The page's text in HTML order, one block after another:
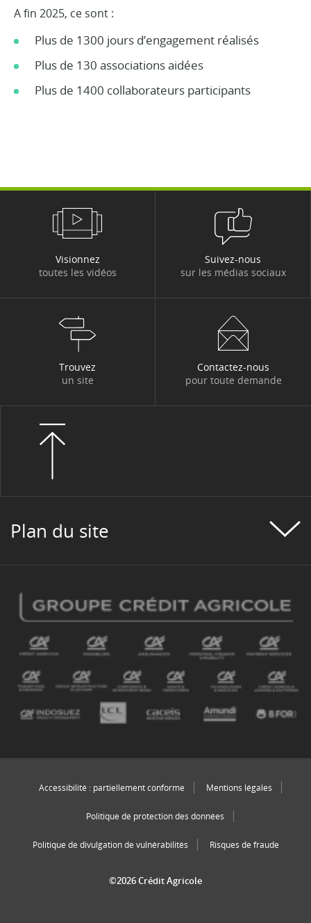
A fin 2025, ce sont :
Plus de 1300 jours d’engagement réalisés
Plus de 130 associations aidées
Plus de 1400 collaborateurs participants
Visionnez
toutes les vidéos
Suivez-nous
sur les médias sociaux
Trouvez
un site
Contactez-nous
pour toute demande
Plan du site
Accessibilité : partiellement conforme Mentions légales
Politique de protection des données
Politique de divulgation de vulnérabilités Risques de fraude
©2026 Crédit Agricole